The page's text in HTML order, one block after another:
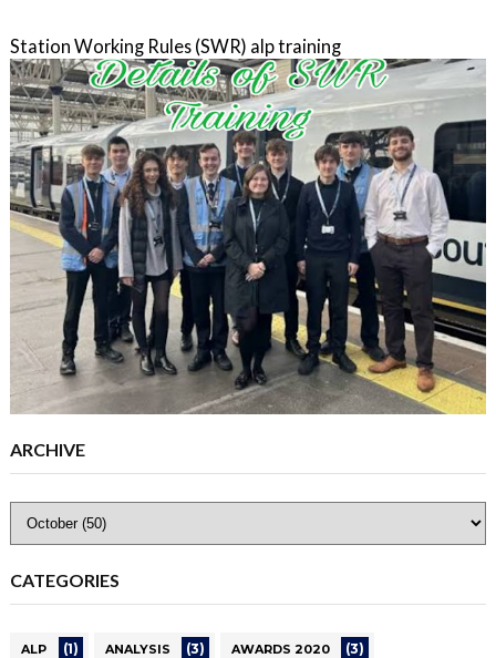
Station Working Rules (SWR) alp training
ARCHIVE
CATEGORIES
ALP (1) ANALYSIS (3) AWARDS 2020 (3)